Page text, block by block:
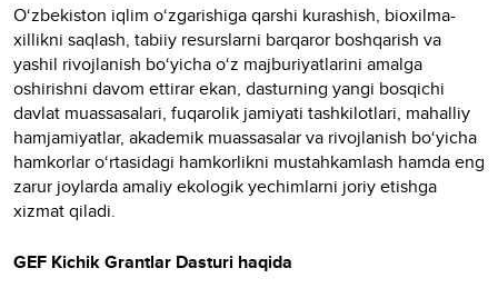
O‘zbekiston iqlim o‘zgarishiga qarshi kurashish, bioxilma-
xillikni saqlash, tabiiy resurslarni barqaror boshqarish va
yashil rivojlanish bo‘yicha o‘z majburiyatlarini amalga
oshirishni davom ettirar ekan, dasturning yangi bosqichi
davlat muassasalari, fuqarolik jamiyati tashkilotlari, mahalliy
hamjamiyatlar, akademik muassasalar va rivojlanish bo‘yicha
hamkorlar o‘rtasidagi hamkorlikni mustahkamlash hamda eng
zarur joylarda amaliy ekologik yechimlarni joriy etishga
xizmat qiladi.
GEF Kichik Grantlar Dasturi haqida